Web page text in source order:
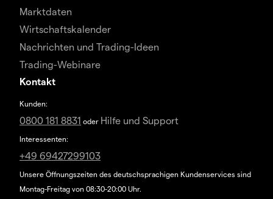
Marktdaten
Wirtschaftskalender
Nachrichten und Trading-Ideen
Trading-Webinare
Kontakt
Kunden:
0800 181 8831 oder Hilfe und Support
Interessenten:
+49 69427299103
Unsere Öffnungszeiten des deutschsprachigen Kundenservices sind
Montag-Freitag von 08:30-20:00 Uhr.